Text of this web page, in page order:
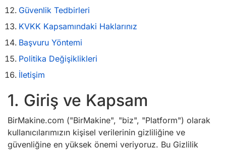
Güvenlik Tedbirleri
KVKK Kapsamındaki Haklarınız
Başvuru Yöntemi
Politika Değişiklikleri
İletişim
1. Giriş ve Kapsam
BirMakine.com ("BirMakine", "biz", "Platform") olarak
kullanıcılarımızın kişisel verilerinin gizliliğine ve
güvenliğine en yüksek önemi veriyoruz. Bu Gizlilik